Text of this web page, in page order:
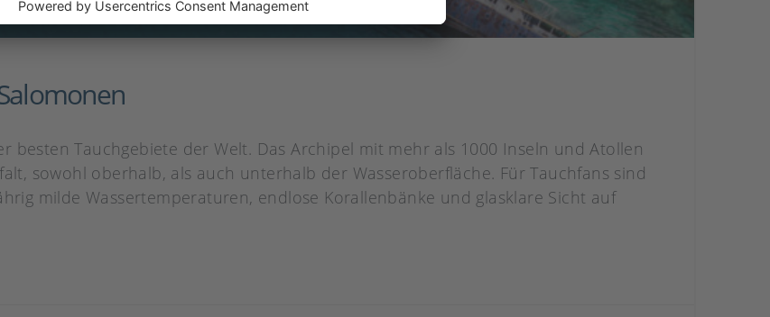
besten Tauchgebiete der Welt. Das Archipel mit mehr als 1000 Inseln und Atollen
sowohl oberhalb, als auch unterhalb der Wasseroberfläche. Für Tauchfans sind
milde Wassertemperaturen, endlose Korallenbänke und glasklare Sicht auf